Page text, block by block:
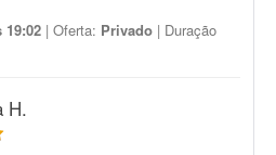
19:02 | Oferta: Privado | Duração
H.